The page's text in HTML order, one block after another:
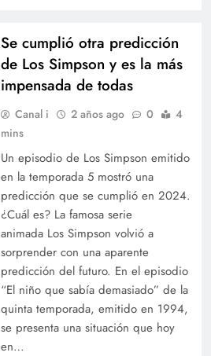
Se cumplió otra predicción
de Los Simpson y es la más
impensada de todas
Canal i 2 años ago 0
4
mins
Un episodio de Los Simpson emitido
en la temporada 5 mostró una
predicción que se cumplió en 2024.
¿Cuál es? La famosa serie
animada Los Simpson volvió a
sorprender con una aparente
predicción del futuro. En el episodio
“El niño que sabía demasiado” de la
quinta temporada, emitido en 1994,
se presenta una situación que hoy
en…